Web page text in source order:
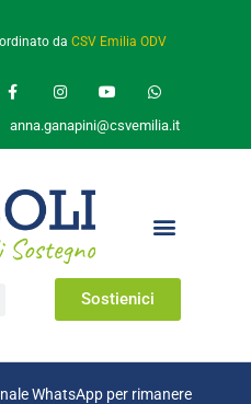
da CSV Emilia ODV
anna.ganapini@csvemilia.it
Sostienici
WhatsApp per rimanere